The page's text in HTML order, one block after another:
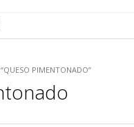
PIMENTONADO”